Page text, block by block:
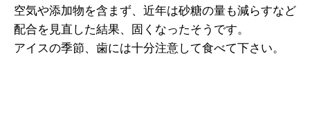
空気や添加物を含まず、近年は砂糖の量も減らすなど
配合を見直した結果、固くなったそうです。
アイスの季節、歯には十分注意して食べて下さい。